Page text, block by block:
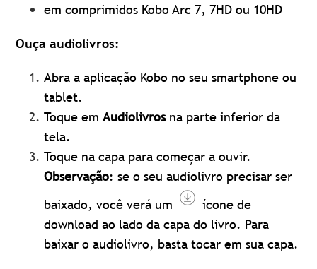
em comprimidos Kobo Arc 7, 7HD ou 10HD
Ouça audiolivros:
Abra a aplicação Kobo no seu smartphone ou
tablet.
Toque emAudiolivrosna parte inferior da
tela.
Toque na capa para começar a ouvir.
Observação: se o seu audiolivro precisar ser
baixado, você verá um
ícone de
download ao lado da capa do livro. Para
baixar o audiolivro, basta tocar em sua capa.